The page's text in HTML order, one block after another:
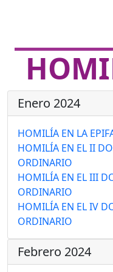
Enero 2024
HOMILÍA EN LA
HOMILÍA EN EL II
ORDINARIO
HOMILÍA EN EL III
ORDINARIO
HOMILÍA EN EL IV
ORDINARIO
Febrero 2024